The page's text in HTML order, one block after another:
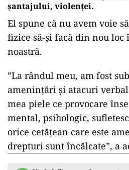
șantajului, violenței.
El spune că nu avem voie
fizice să-și facă din nou loc
noastră.
”La rândul meu, am fost
amenințări și atacuri
mea piele ce provocare
mental, psihologic,
orice cetăţean care este
drepturi sunt încălcate”, a